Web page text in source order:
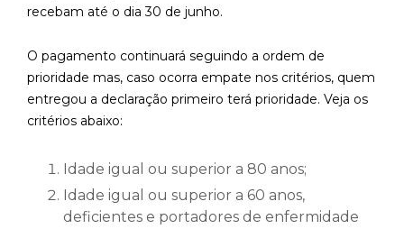
recebam até o dia 30 de junho.
O pagamento continuará seguindo a ordem de
prioridade mas, caso ocorra empate nos critérios, quem
entregou a declaração primeiro terá prioridade. Veja os
critérios abaixo:
Idade igual ou superior a 80 anos;
Idade igual ou superior a 60 anos,
deficientes e portadores de enfermidade